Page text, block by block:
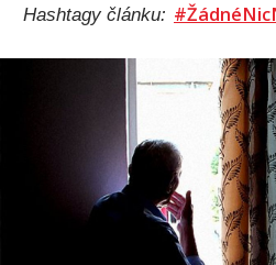
Hashtagy článku: